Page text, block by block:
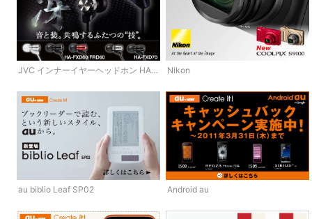
JVC インナーイヤーヘッドホン HA-
Nikon
au biblio Leaf SP02 Android au